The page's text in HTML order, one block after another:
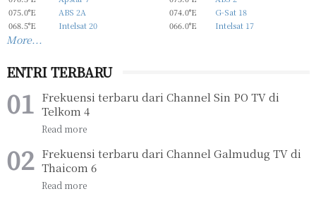
075.0°E
ABS 2A 074.0°E
G-Sat 18
068.5°E
Intelsat 20 066.0°E Intelsat 17
More...
ENTRI TERBARU
Frekuensi terbaru dari Channel Sin PO TV di
Telkom 4
Frekuensi terbaru dari Channel Galmudug TV di
Thaicom 6